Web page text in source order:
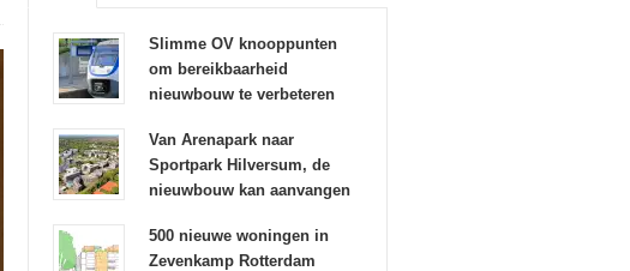
Slimme OV knooppunten
om bereikbaarheid
nieuwbouw te verbeteren
Van Arenapark naar
Sportpark Hilversum, de
nieuwbouw kan aanvangen
500 nieuwe woningen in
Zevenkamp Rotterdam